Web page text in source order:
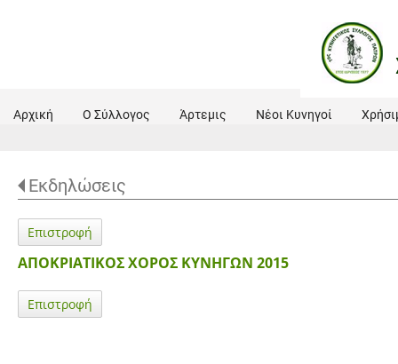
Αρχική Ο Σύλλογος Άρτεμις Νέοι Κυνηγοί
Εκδηλώσεις
Επιστροφή
ΑΠΟΚΡΙΑΤΙΚΟΣ ΧΟΡΟΣ ΚΥΝΗΓΩΝ 2015
Επιστροφή